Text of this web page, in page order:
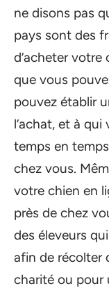
ne disons pas
pays sont des
d’acheter votre
que vous
pouvez établir
l’achat, et à
temps en
chez vous.
votre chien en
près de chez
des éleveurs
afin de récolter
charité ou pour